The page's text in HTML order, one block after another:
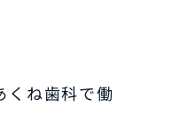
くね歯科で働